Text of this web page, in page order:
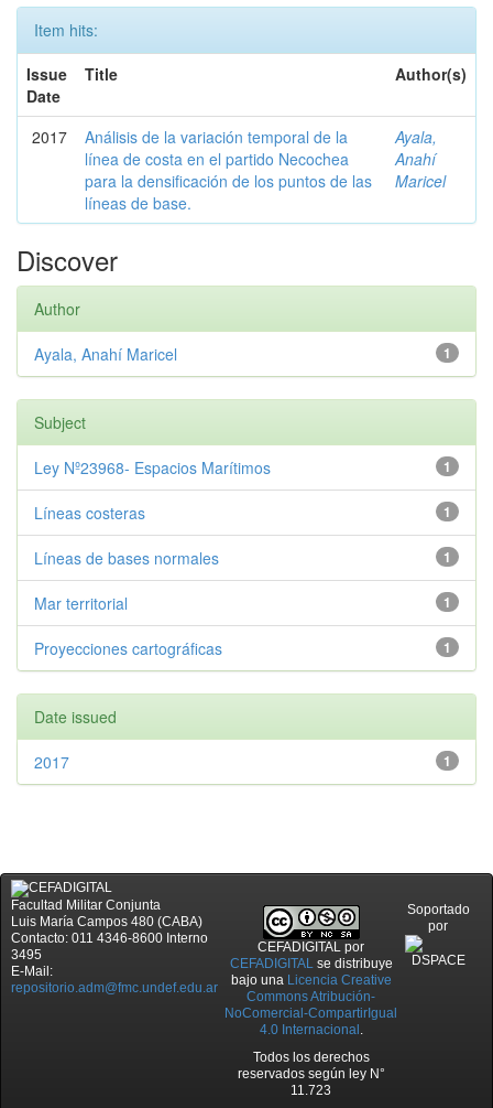
Item hits:
Issue
Date
Title Author(s)
2017
Análisis de la variación temporal de la
línea de costa en el partido Necochea
para la densificación de los puntos de las
líneas de base.
Ayala,
Anahí
Maricel
Discover
Author
1
Ayala, Anahí Maricel
Subject
1
Ley Nº23968- Espacios Marítimos
1
Líneas costeras
1
Líneas de bases normales
1
Mar territorial
1
Proyecciones cartográficas
Date issued
1
2017
Facultad Militar Conjunta
Luis María Campos 480 (CABA)
Contacto: 011 4346-8600 Interno
3495
E-Mail:
repositorio.adm@fmc.undef.edu.ar
CEFADIGITAL por
CEFADIGITALse distribuye
bajo una Licencia Creative
Commons Atribución-
NoComercial-CompartirIgual
4.0 Internacional .
Todos los derechos
reservados según ley N°
11.723
Soportado
por